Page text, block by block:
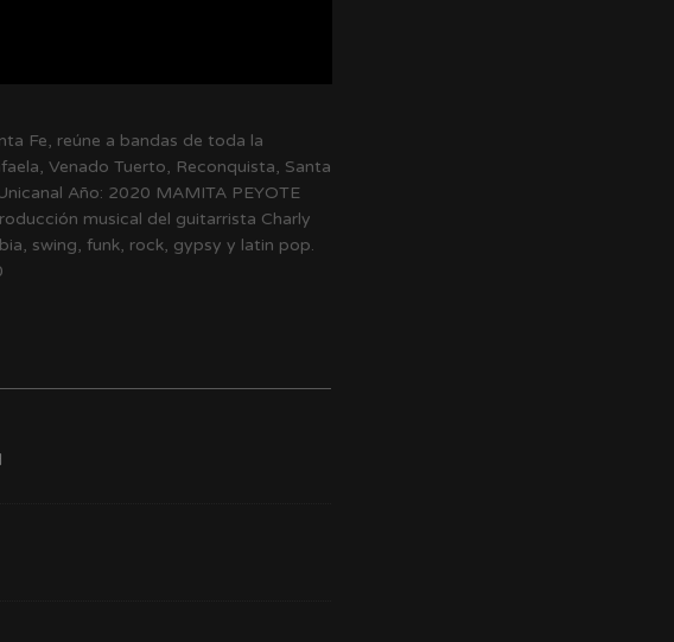
Fe, reúne a bandas de toda la
Venado Tuerto, Reconquista, Santa
Año: 2020 MAMITA PEYOTE
musical del guitarrista Charly
swing, funk, rock, gypsy y latin pop.